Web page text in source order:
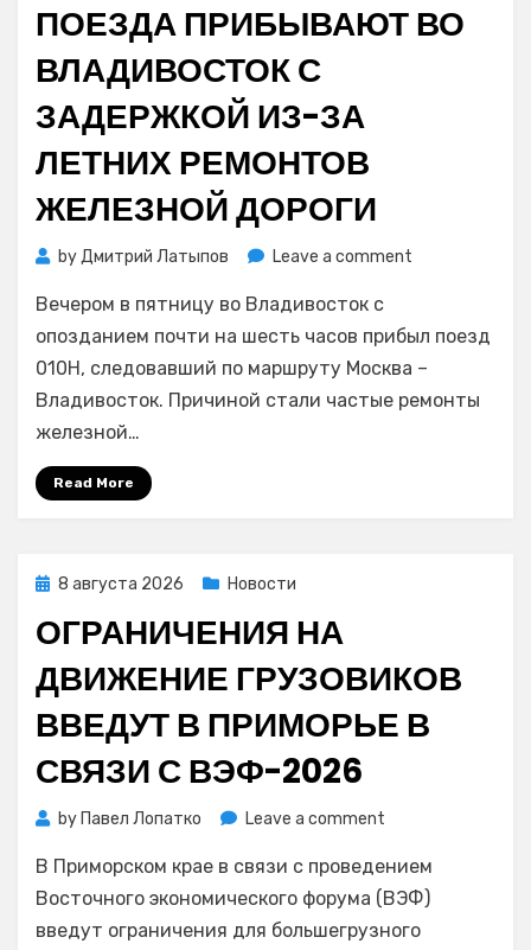
ПОЕЗДА ПРИБЫВАЮТ ВО
ВЛАДИВОСТОК С
ЗАДЕРЖКОЙ ИЗ-ЗА
ЛЕТНИХ РЕМОНТОВ
ЖЕЛЕЗНОЙ ДОРОГИ
byДмитрий Латыпов Leave a comment
во
задержкой
Вечером в пятницу во Владивосток с
опозданием почти на шесть часов прибыл поезд
010Н, следовавший по маршруту Москва –
Владивосток. Причиной стали частые ремонты
железной…
Read More
Posted
8 августа 2026 Новости
ОГРАНИЧЕНИЯ НА
ДВИЖЕНИЕ ГРУЗОВИКОВ
ВВЕДУТ В ПРИМОРЬЕ В
СВЯЗИ С ВЭФ-2026
by Павел Лопатко Leave a comment
на
движение
грузовиков
В Приморском крае в связи с проведением
Восточного экономического форума (ВЭФ)
введут ограничения для большегрузного